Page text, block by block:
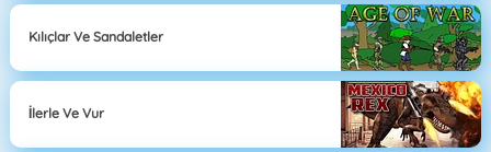
Kılıçlar Ve Sandaletler
İlerle Ve Vur